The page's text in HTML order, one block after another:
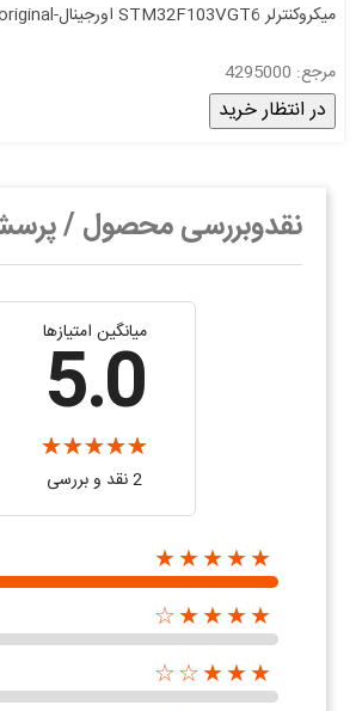
میکروکنترلر STM32F103VGT6 اورجینال-New and original+گارانتی
مرجع: 4295000
در انتظار خرید
نقدوبررسی محصول /
میانگین امتیازها
5.0
2 نقد و بررسی‌‌
★★★★★
★★★★☆
★★★☆☆